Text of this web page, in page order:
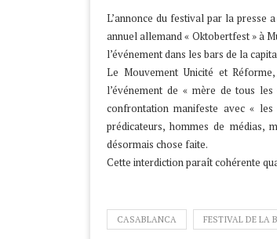
L’annonce du festival par la presse
annuel allemand « Oktobertfest » à
l’événement dans les bars de la
Le Mouvement Unicité et
l’événement de « mère de tous
confrontation manifeste avec «
prédicateurs, hommes de médias,
désormais chose faite.
Cette interdiction paraît cohérente
CASABLANCA FESTIVAL DE LA